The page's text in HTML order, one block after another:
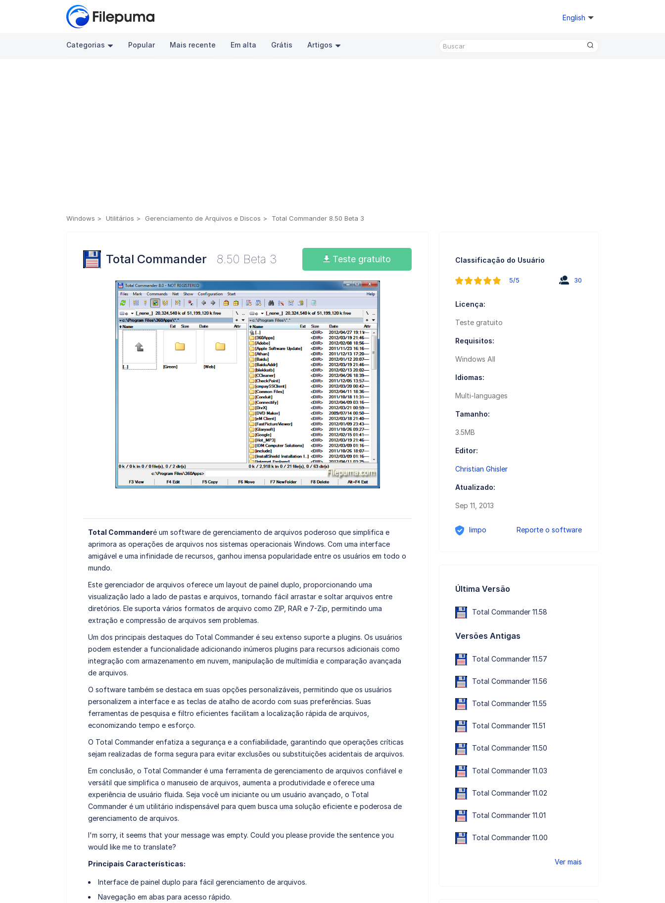
English
Categorias Popular Mais recente Em alta Grátis Artigos
Windows Utilitários Gerenciamento de Arquivos e Discos Total Commander 8.50 Beta 3
Total Commander 8.50 Beta 3 Teste gratuito
Total Commanderé um software de gerenciamento de arquivos poderoso que simplifica e
aprimora as operações de arquivos nos sistemas operacionais Windows. Com uma interface
amigável e uma infinidade de recursos, ganhou imensa popularidade entre os usuários em todo o
mundo.
Este gerenciador de arquivos oferece um layout de painel duplo, proporcionando uma
visualização lado a lado de pastas e arquivos, tornando fácil arrastar e soltar arquivos entre
diretórios. Ele suporta vários formatos de arquivo como ZIP, RAR e 7-Zip, permitindo uma
extração e compressão de arquivos sem problemas.
Um dos principais destaques do Total Commander é seu extenso suporte a plugins. Os usuários
podem estender a funcionalidade adicionando inúmeros plugins para recursos adicionais como
integração com armazenamento em nuvem, manipulação de multimídia e comparação avançada
de arquivos.
O software também se destaca em suas opções personalizáveis, permitindo que os usuários
personalizem a interface e as teclas de atalho de acordo com suas preferências. Suas
ferramentas de pesquisa e filtro eficientes facilitam a localização rápida de arquivos,
economizando tempo e esforço.
O Total Commander enfatiza a segurança e a confiabilidade, garantindo que operações críticas
sejam realizadas de forma segura para evitar exclusões ou substituições acidentais de arquivos.
Em conclusão, o Total Commander é uma ferramenta de gerenciamento de arquivos confiável e
versátil que simplifica o manuseio de arquivos, aumenta a produtividade e oferece uma
experiência de usuário fluida. Seja você um iniciante ou um usuário avançado, o Total
Commander é um utilitário indispensável para quem busca uma solução eficiente e poderosa de
gerenciamento de arquivos.
I'm sorry, it seems that your message was empty. Could you please provide the sentence you
would like me to translate?
Principais Características:
Interface de painel duplo para fácil gerenciamento de arquivos.
Navegação em abas para acesso rápido.
Classificação do Usuário
5/5 30
Licença:
Teste gratuito
Requisitos:
Windows All
Idiomas:
Multi-languages
Tamanho:
3.5MB
Editor:
Christian Ghisler
Atualizado:
Sep 11, 2013
limpo Reporte o software
Última Versão
Total Commander 11.58
Versões Antigas
Total Commander 11.57
Total Commander 11.56
Total Commander 11.55
Total Commander 11.51
Total Commander 11.50
Total Commander 11.03
Total Commander 11.02
Total Commander 11.01
Total Commander 11.00
Ver mais